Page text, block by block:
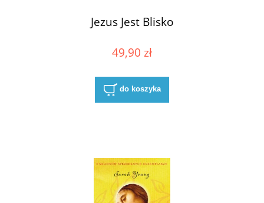
Jezus Jest Blisko
49,90 zł
do koszyka